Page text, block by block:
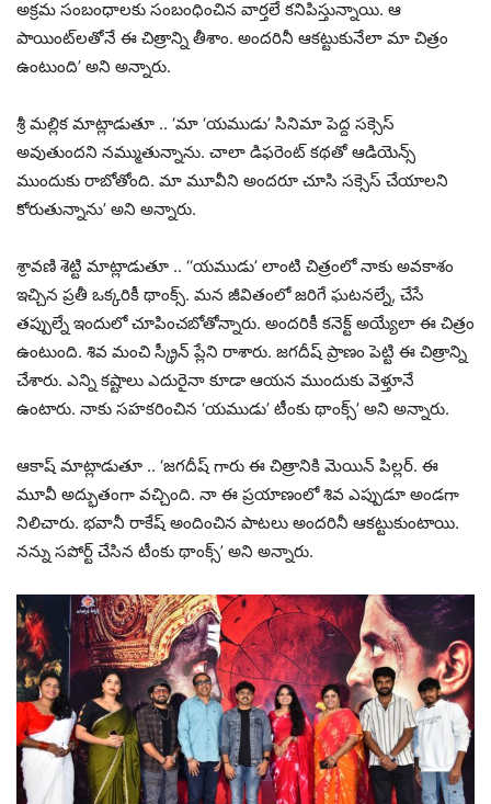
అక్రమ సంబంధాలకు సంబంధించిన వార్తలే కనిపిస్తున్నాయి. ఆ
పాయింట్‌లతోనే ఈ చిత్రాన్ని తీశాం. అందరినీ ఆకట్టుకునేలా మా చిత్రం
ఉంటుంది’ అని అన్నారు.
శ్రీ మల్లిక మాట్లాడుతూ .. ‘మా ‘యముడు’ సినిమా పెద్ద సక్సెస్
అవుతుందని నమ్ముతున్నాను. చాలా డిఫరెంట్ కథతో ఆడియెన్స్
ముందుకు రాబోతోంది. మా మూవీని అందరూ చూసి సక్సెస్ చేయాలని
కోరుతున్నాను’ అని అన్నారు.
శ్రావణి శెట్టి మాట్లాడుతూ .. ‘‘యముడు’ లాంటి చిత్రంలో నాకు అవకాశం
ఇచ్చిన ప్రతీ ఒక్కరికీ థాంక్స్. మన జీవితంలో జరిగే ఘటనల్నే, చేసే
తప్పుల్నే ఇందులో చూపించబోతోన్నారు. అందరికీ కనెక్ట్ అయ్యేలా ఈ చిత్రం
ఉంటుంది. శివ మంచి స్క్రీన్ ప్లేని రాశారు. జగదీష్ ప్రాణం పెట్టి ఈ చిత్రాన్ని
చేశారు. ఎన్ని కష్టాలు ఎదురైనా కూడా ఆయన ముందుకు వెళ్తూనే
ఉంటారు. నాకు సహకరించిన ‘యముడు’ టీంకు థాంక్స్’ అని అన్నారు.
ఆకాష్ మాట్లాడుతూ .. ‘జగదీష్ గారు ఈ చిత్రానికి మెయిన్ పిల్లర్. ఈ
మూవీ అద్భుతంగా వచ్చింది. నా ఈ ప్రయాణంలో శివ ఎప్పుడూ అండగా
నిలిచారు. భవానీ రాకేష్ అందించిన పాటలు అందరినీ ఆకట్టుకుంటాయి.
నన్ను సపోర్ట్ చేసిన టీంకు థాంక్స్’ అని అన్నారు.